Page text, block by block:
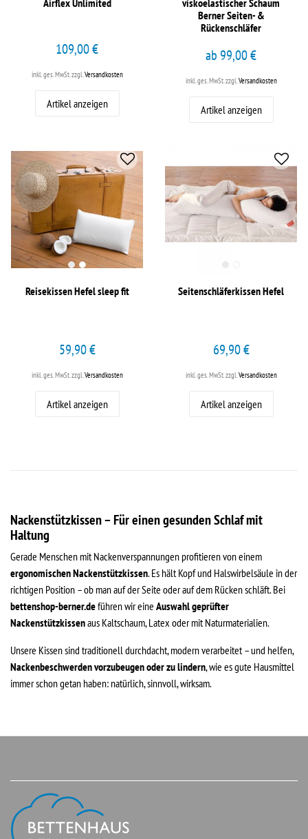
Airflex Unlimited
109,00 €
inkl. ges. MwSt.zzgl.Versandkosten
Artikel anzeigen
viskoelastischer Schaum
Berner Seiten- &
Rückenschläfer
ab 99,00 €
inkl. ges. MwSt.zzgl.Versandkosten
Artikel anzeigen
Reisekissen Hefel sleep fit
59,90 €
inkl. ges. MwSt. zzgl. Versandkosten
Artikel anzeigen
Seitenschläferkissen Hefel
69,90 €
inkl. ges. MwSt. zzgl. Versandkosten
Artikel anzeigen
Nackenstützkissen – Für einen gesunden Schlaf mit
Haltung
Gerade Menschen mit Nackenverspannungen profitieren von einem
ergonomischen Nackenstützkissen. Es hält Kopf und Halswirbelsäule in der
richtigen Position – ob man auf der Seite oder auf dem Rücken schläft. Bei
bettenshop-berner.deführen wir eine Auswahl geprüfter
Nackenstützkissenaus Kaltschaum, Latex oder mit Naturmaterialien.
Unsere Kissen sind traditionell durchdacht, modern verarbeitet – und helfen,
Nackenbeschwerden vorzubeugen oder zu lindern, wie es gute Hausmittel
immer schon getan haben: natürlich, sinnvoll, wirksam.